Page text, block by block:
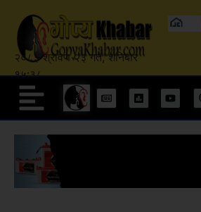
२०८३ श्रावण २३ गते, शनिबार
१५:३८